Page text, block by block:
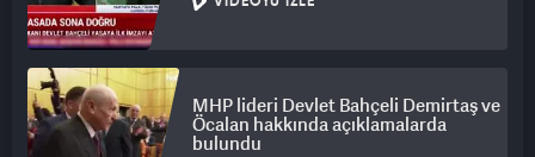
MHP lideri Devlet Bahçeli Demirtaş ve
Öcalan hakkında açıklamalarda
bulundu